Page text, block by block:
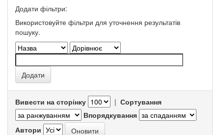
Додати фільтри:
Використовуйте фільтри для уточнення результатів
пошуку.
Вивести на сторінку | Сортування
Впорядкування
Автори